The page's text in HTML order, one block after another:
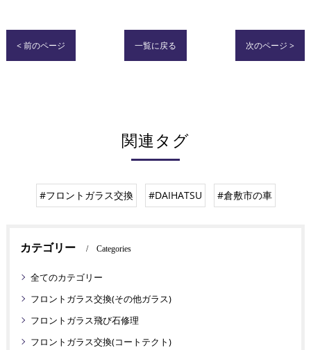
< 前のページ 一覧に戻る 次のページ >
関連タグ
#フロントガラス交換 #DAIHATSU #倉敷市の車
カテゴリー Categories
全てのカテゴリー
フロントガラス交換(その他ガラス)
フロントガラス飛び石修理
フロントガラス交換(コートテクト)